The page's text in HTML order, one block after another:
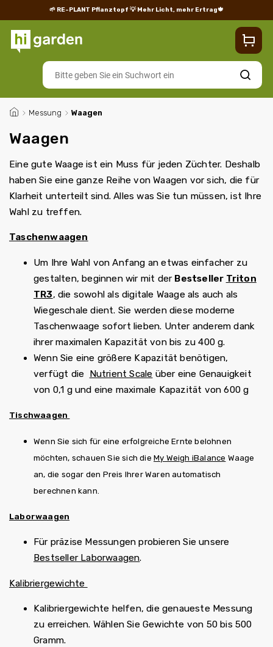
🌱 RE-PLANT Pflanztopf 💡 Mehr Licht, mehr Ertrag🍁
Suchen
/ Messung / Waagen
Waagen
Eine gute Waage ist ein Muss für jeden Züchter. Deshalb
haben Sie eine ganze Reihe von Waagen vor sich, die für
Klarheit unterteilt sind. Alles was Sie tun müssen, ist Ihre
Wahl zu treffen.
Taschenwaagen
Um Ihre Wahl von Anfang an etwas einfacher zu
gestalten, beginnen wir mit der Bestseller Triton
TR3, die sowohl als digitale Waage als auch als
Wiegeschale dient. Sie werden diese moderne
Taschenwaage sofort lieben. Unter anderem dank
ihrer maximalen Kapazität von bis zu 400 g.
Wenn Sie eine größere Kapazität benötigen,
verfügt die Nutrient Scale über eine Genauigkeit
von 0,1 g und eine maximale Kapazität von 600 g
Tischwaagen
Wenn Sie sich für eine erfolgreiche Ernte belohnen
möchten, schauen Sie sich die My Weigh iBalance Waage
an, die sogar den Preis Ihrer Waren automatisch
berechnen kann.
Laborwaagen
Für präzise Messungen probieren Sie unsere
Bestseller Laborwaagen.
Kalibriergewichte
Kalibriergewichte helfen, die genaueste Messung
zu erreichen. Wählen Sie Gewichte von 50 bis 500
Gramm.